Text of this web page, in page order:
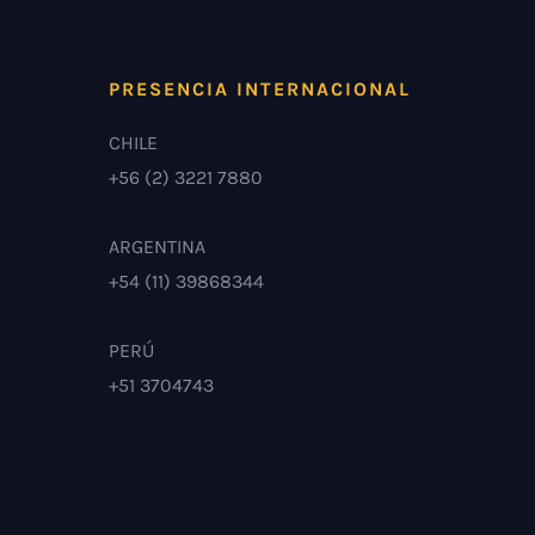
PRESENCIA INTERNACIONAL
CHILE
+56 (2) 3221 7880
ARGENTINA
+54 (11) 39868344
PERÚ
+51 3704743